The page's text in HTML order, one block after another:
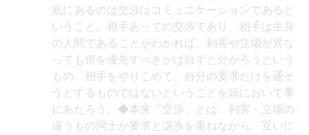
底にあるのは交渉はコミュニケーションであると
いうこと。相手あっての交渉であり、相手は生身
の人間であることがわかれば、利害や立場が異な
っても何を優先すべきかは自ずと分かろうという
もの。相手をやりこめて、自分の要求だけを通そ
うとするものではないということを頭において事
にあたろう。◆本来「交渉」とは、利害・立場の
違うもの同士が要求と譲歩を重ねながら、互いに